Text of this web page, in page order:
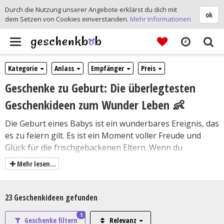
Toggle
navigation
Kategorie Anlass Empfänger Preis
Geschenke zu Geburt: Die überlegtesten
Geschenkideen zum Wunder Leben 👶
Die Geburt eines Babys ist ein wunderbares Ereignis, das
es zu feiern gilt. Es ist ein Moment voller Freude und
Glück für die frischgebackenen Eltern. Wenn du
eingeladen bist, an diesem besonderen Anlass
teilzunehmen, möchtest du vielleicht ein Geschenk
Die Auswahl eines Geschenks zur Geburt erfordert ein
Überlegung. Indem du persönliche und bedeutsame
Mehr lesen...
23 Geschenkideen gefunden
Geschenke filtern
1
Relevanz
ok
Durch die Nutzung unserer Angebote erklärst du dich mit
dem Setzen von Cookies einverstanden. Mehr Informationen